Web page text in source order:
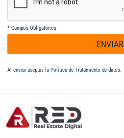
* Campos Obligatorios
ENVIAR
Al enviar aceptas la Política de Tratamiento de datos.